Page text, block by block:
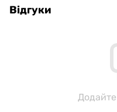
Відгуки